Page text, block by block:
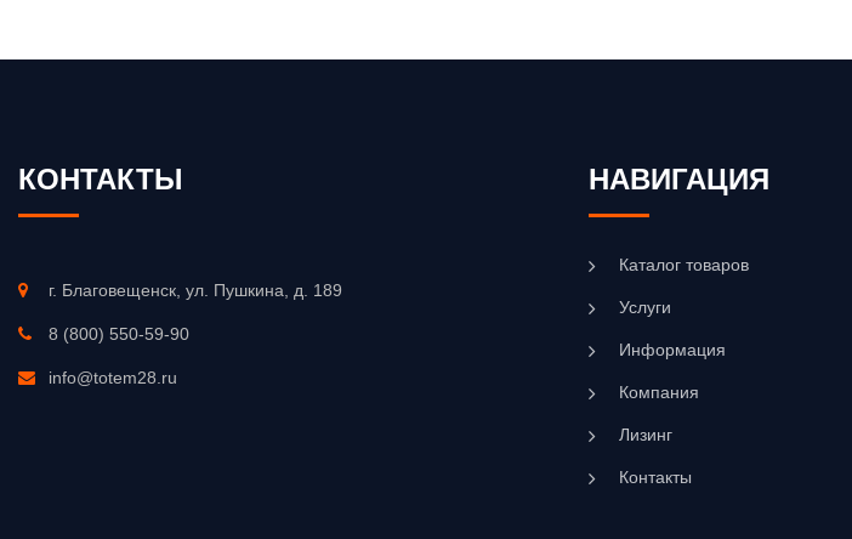
КОНТАКТЫ
г. Благовещенск, ул. Пушкина, д. 189
8 (800) 550-59-90
info@totem28.ru
НАВИГАЦИЯ
Каталог товаров
Услуги
Информация
Компания
Лизинг
Контакты